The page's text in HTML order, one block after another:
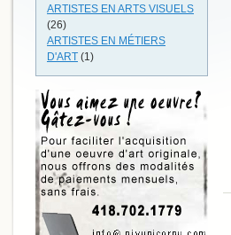
ARTISTES EN ARTS VISUELS
(26)
ARTISTES EN MÉTIERS
D'ART (1)